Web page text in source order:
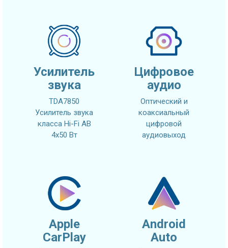
Усилитель
звука
TDA7850
Усилитель звука
класса Hi-Fi AB
4x50 Вт
Цифровое
аудио
Оптический и
коаксиальный
цифровой
аудиовыход
Apple
CarPlay
Android
Auto